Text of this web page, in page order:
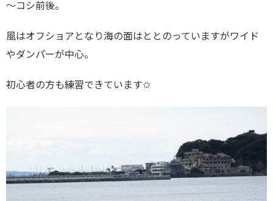
～コシ前後。
風はオフショアとなり海の面はととのっていますがワイド
やダンパーが中心。
初心者の方も練習できています✩